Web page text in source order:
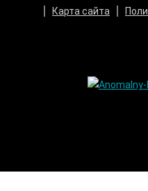
Карта сайта